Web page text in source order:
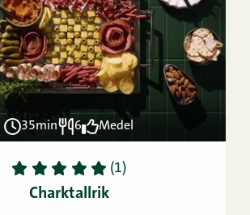
35min 6 Medel
1 2 3 4 5 (1)
Charktallrik